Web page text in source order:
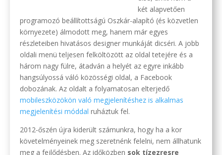
két alapvetően
programozó beállítottságú Oszkár-alapító (és közvetlen
környezete) álmodott meg, hanem már egyes
részleteiben hivatásos designer munkáját dicséri. A jobb
oldali menü teljesen felköltözött az oldal tetejére és a
három nagy fülre, átadván a helyét az egyre inkább
hangsúlyossá váló közösségi oldal, a Facebook
dobozának. Az oldalt a folyamatosan elterjedő
mobileszközökön való megjelenítéshez is alkalmas
megjelenítési móddal ruháztuk fel.
2012-őszén újra kiderült számunkra, hogy ha a kor
követelményeinek meg szeretnénk felelni, nem állhatunk
meg a fejlődésben. Az időközben sok tízezresre